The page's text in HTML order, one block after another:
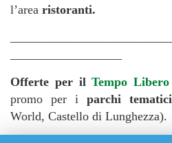
l’area ristoranti.
Offerte per ilTempo Libero
promo per i parchi tematici
World, Castello di Lunghezza).